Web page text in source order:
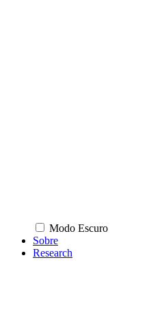
Modo Escuro
Sobre
Research